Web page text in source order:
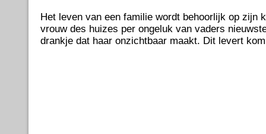
Het leven van een familie wordt behoorlijk op zijn
vrouw des huizes per ongeluk van vaders
drankje dat haar onzichtbaar maakt. Dit levert